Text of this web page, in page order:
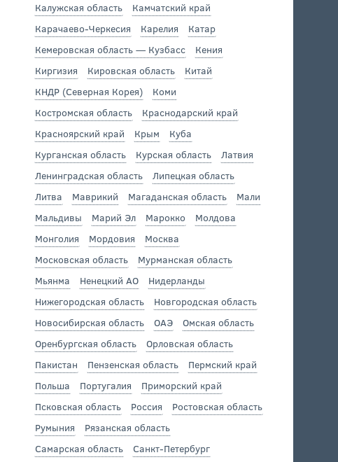
Калужская область
Камчатский край
Карачаево-Черкесия
Карелия
Катар
Кемеровская область — Кузбасс
Кения
Киргизия
Кировская область
Китай
КНДР (Северная Корея)
Коми
Костромская область
Краснодарский край
Красноярский край
Крым
Куба
Курганская область
Курская область
Латвия
Ленинградская область
Липецкая область
Литва
Маврикий Магаданская область
Мали
Мальдивы
Марий Эл Марокко
Молдова
Монголия
Мордовия
Москва
Московская область
Мурманская область
Мьянма
Ненецкий АО
Нидерланды
Нижегородская область
Новгородская область
Новосибирская область
ОАЭ
Омская область
Оренбургская область
Орловская область
Пакистан
Пензенская область
Пермский край
Польша
Португалия
Приморский край
Псковская область
Россия
Ростовская область
Румыния
Рязанская область
Самарская область
Санкт-Петербург